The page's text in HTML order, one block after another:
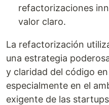
refactorizaciones
valor claro.
La refactorización
una estrategia
y claridad del código
especialmente en el
exigente de las